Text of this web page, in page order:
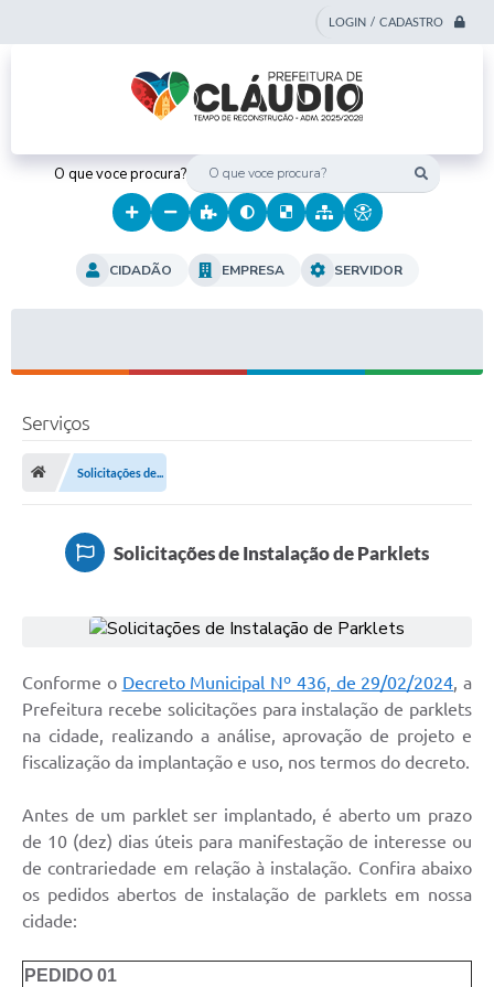
LOGIN / CADASTRO
O que voce procura?
CIDADÃO EMPRESA SERVIDOR
Serviços
Solicitações de...
Solicitações de Instalação de Parklets
Conforme o Decreto Municipal Nº 436, de 29/02/2024, a
Prefeitura recebe solicitações para instalação de parklets
na cidade, realizando a análise, aprovação de projeto e
fiscalização da implantação e uso, nos termos do decreto.
Antes de um parklet ser implantado, é aberto um prazo
de 10 (dez) dias úteis para manifestação de interesse ou
de contrariedade em relação à instalação. Confira abaixo
os pedidos abertos de instalação de parklets em nossa
cidade:
PEDIDO 01